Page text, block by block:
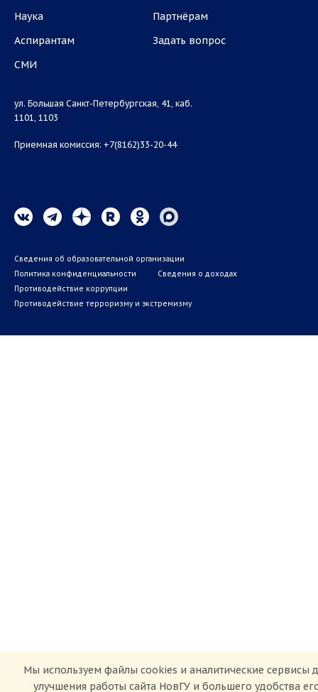
Наука
Аспирантам
СМИ
Партнёрам
Задать вопрос
ул. Большая Санкт-Петербургская, 41, каб.
1101, 1103
Приемная комиссия: +7(8162)33-20-44
Сведения об образовательной организации
Политика конфиденциальности
Сведения о доходах
Противодействие коррупции
Противодействие терроризму и экстремизму
Мы используем файлы cookies и аналитические сервисы
улучшения работы сайта НовГУ и большего удобства